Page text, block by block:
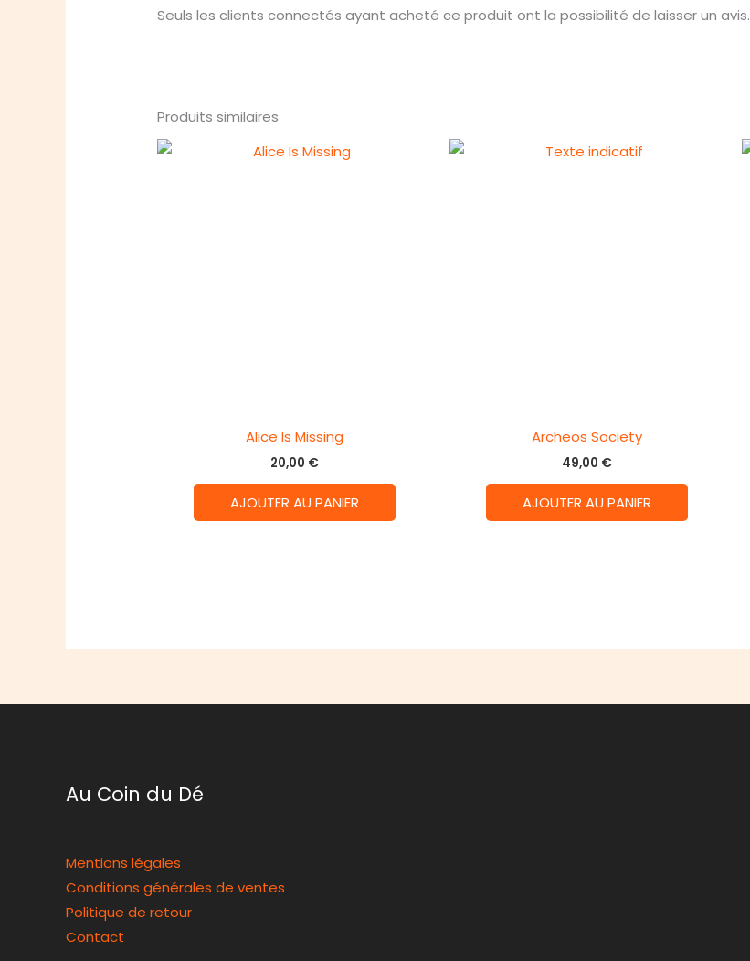
Seuls les clients connectés ayant acheté ce produit ont la possibilité de laisser un avis.
Produits similaires
Alice Is Missing
20,00 €
AJOUTER AU PANIER
Archeos Society
49,00 €
AJOUTER AU PANIER
Au Coin du Dé
Mentions légales
Conditions générales de ventes
Politique de retour
Contact